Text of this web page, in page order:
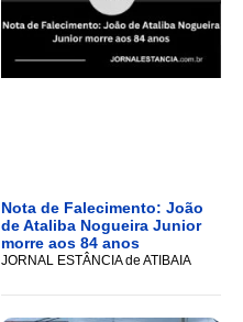
Nota de Falecimento: João
de Ataliba Nogueira Junior
morre aos 84 anos
JORNAL ESTÂNCIA de ATIBAIA